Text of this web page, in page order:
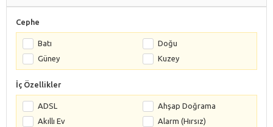
Cephe
Batı
Doğu
Güney
Kuzey
İç Özellikler
ADSL
Ahşap Doğrama
Akıllı Ev
Alarm (Hırsız)